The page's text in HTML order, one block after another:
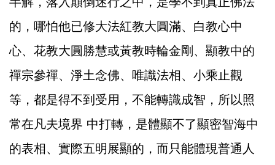
的，哪怕他已修大法紅教大圓滿、白教心中
心、花教大圓勝慧或黃教時輪金剛、顯教中的
禪宗參禪、淨土念佛、唯識法相、小乘止觀
等，都是得不到受用，不能轉識成智，所以照
常在凡夫境界 中打轉，是體顯不了顯密智海中
的表相、實際五明展顯的，而只能體現普通人